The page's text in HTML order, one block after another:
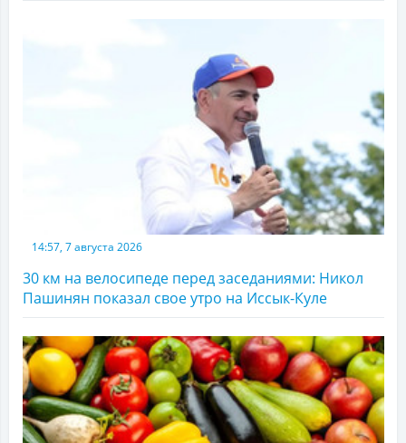
14:57, 7 августа 2026
30 км на велосипеде перед заседаниями: Никол
Пашинян показал свое утро на Иссык-Куле